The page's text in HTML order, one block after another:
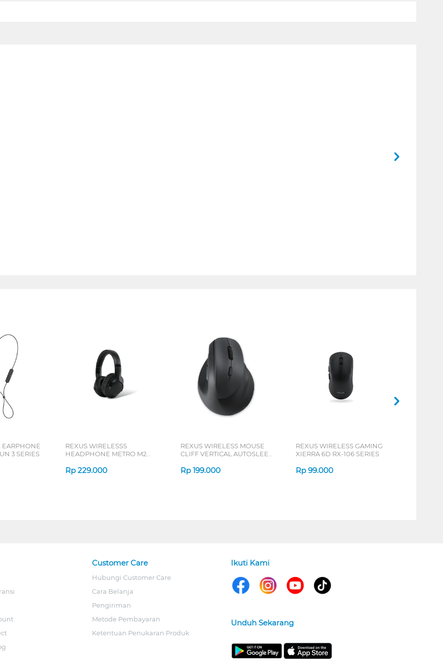
EARPHONE
3 SERIES
REXUS WIRELESSS
HEADPHONE METRO M2
Rp 229.000
REXUS WIRELESS MOUSE
CLIFF VERTICAL AUTOSLEEP
Rp 199.000
REXUS WIRELESS GAMING
XIERRA 6D RX-106 SERIES
Rp 99.000
Customer Care
Hubungi Customer Care
Cara Belanja
Pengiriman
Metode Pembayaran
Ketentuan Penukaran Produk
Ikuti Kami
Unduh Sekarang